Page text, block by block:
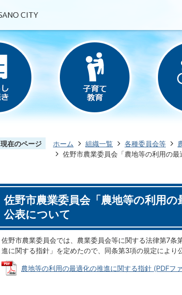
現在のページ ホーム 組織一覧 各種委員会等
佐野市農業委員会「農地等の利用の
佐野市農業委員会「農地等の利用
公表について
佐野市農業委員会では、農業委員会等に関する法律第7条
進に関する指針」を定めたので、同条第3項の規定により
農地等の利用の最適化の推進に関する指針 (PDFフ